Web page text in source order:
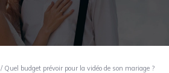
/ Quel budget prévoir pour la vidéo de son mariage ?